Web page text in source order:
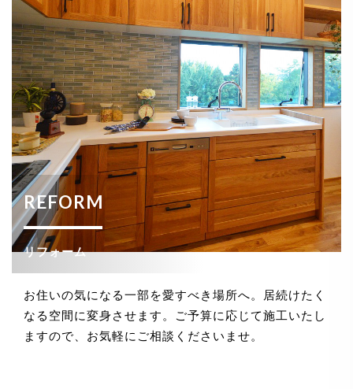
REFORM
リフォーム
お住いの気になる一部を愛すべき場所へ。居続けたく
なる空間に変身させます。ご予算に応じて施工いたし
ますので、お気軽にご相談くださいませ。
を行ないます。